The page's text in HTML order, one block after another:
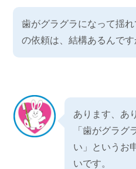
歯がグラグラになって揺れ
の依頼は、結構あるんです
あります、あ
「歯がグラグ
い」というお
いです。